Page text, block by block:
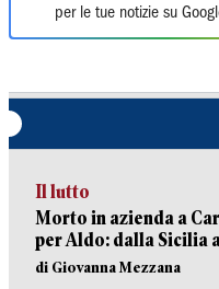
per le tue notizie su
Il lutto
Morto in azienda a
per Aldo: dalla Sicilia
di Giovanna Mezzana